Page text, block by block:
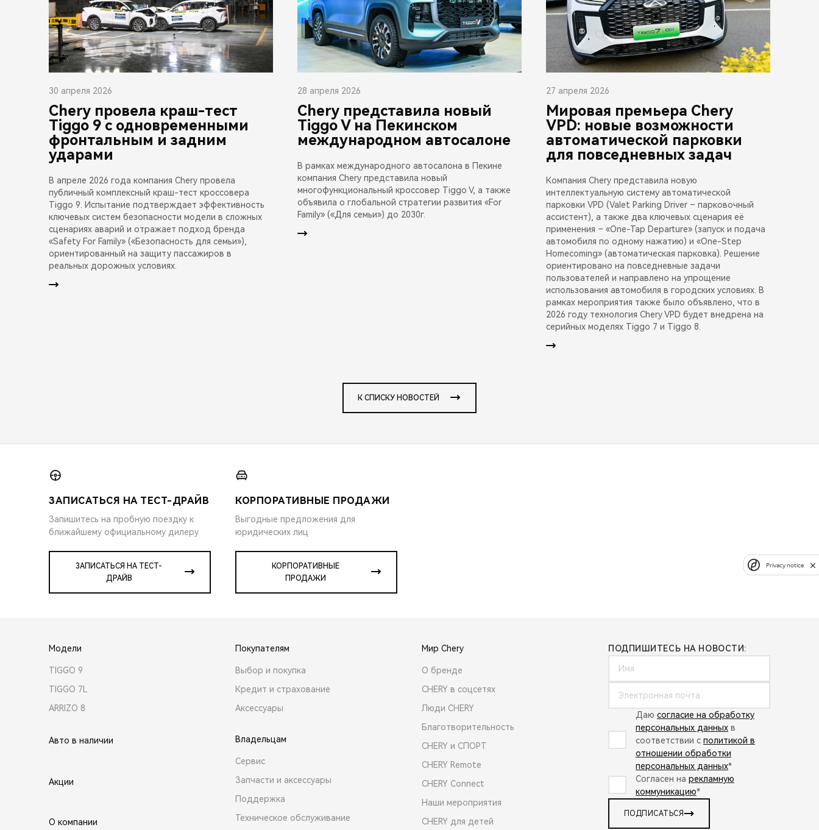
30 апреля 2026
Chery провела краш-тест
Tiggo 9 с одновременными
фронтальным и задним
ударами
В апреле 2026 года компания Chery провела
публичный комплексный краш-тест кроссовера
Tiggo 9. Испытание подтверждает эффективность
ключевых систем безопасности модели в сложных
сценариях аварий и отражает подход бренда
«Safety For Family» («Безопасность для семьи»),
ориентированный на защиту пассажиров в
реальных дорожных условиях.
28 апреля 2026
Chery представила новый
Tiggo V на Пекинском
международном автосалоне
В рамках международного автосалона в Пекине
компания Chery представила новый
многофункциональный кроссовер Tiggo V, а также
объявила о глобальной стратегии развития «For
Family» («Для семьи») до 2030г.
27 апреля 2026
Мировая премьера Chery
VPD: новые возможности
автоматической парковки
для повседневных задач
Компания Chery представила новую
интеллектуальную систему автоматической
парковки VPD (Valet Parking Driver – парковочный
ассистент), а также два ключевых сценария её
применения – «One-Tap Departure» (запуск и подача
автомобиля по одному нажатию) и «One-Step
Homecoming» (автоматическая парковка). Решение
ориентировано на повседневные задачи
пользователей и направлено на упрощение
использования автомобиля в городских условиях. В
рамках мероприятия также было объявлено, что в
2026 году технология Chery VPD будет внедрена на
серийных моделях Tiggo 7 и Tiggo 8.
К СПИСКУ НОВОСТЕЙ
ЗАПИСАТЬСЯ НА ТЕСТ-ДРАЙВ
Запишитесь на пробную поездку к
ближайшему официальному дилеру
ЗАПИСАТЬСЯ НА ТЕСТ-
ДРАЙВ
КОРПОРАТИВНЫЕ ПРОДАЖИ
Выгодные предложения для
юридических лиц
КОРПОРАТИВНЫЕ
ПРОДАЖИ
Модели
TIGGO 9
TIGGO 7L
ARRIZO 8
Авто в наличии
Акции
О компании
Покупателям
Выбор и покупка
Кредит и страхование
Аксессуары
Владельцам
Сервис
Запчасти и аксессуары
Поддержка
Техническое обслуживание
Мир Chery
О бренде
CHERY в соцсетях
Люди CHERY
Благотворительность
CHERY и СПОРТ
CHERY Remote
CHERY Connect
Наши мероприятия
CHERY для детей
ПОДПИШИТЕСЬ НА НОВОСТИ:
Даю согласие на обработку
персональных данных в
соответствии с политикой в
отношении обработки
персональных данных*
Согласен на рекламную
коммуникацию*
ПОДПИСАТЬСЯ
Privacy notice